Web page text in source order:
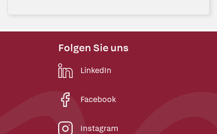
Folgen Sie uns
LinkedIn
Facebook
Instagram